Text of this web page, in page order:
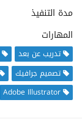
مدة التنفيذ
المهارات
تدريب عن بعد
تصميم جرافيك
Adobe Illustrator